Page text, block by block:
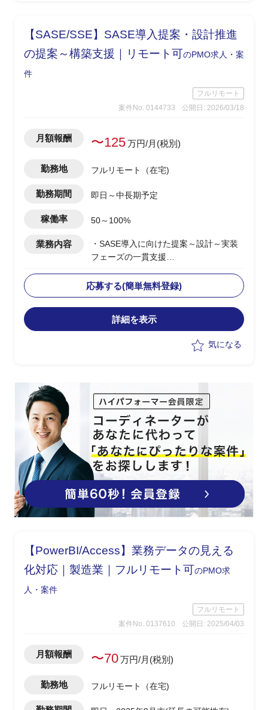
【SASE/SSE】SASE導入提案・設計推進
の提案～構築支援｜リモート可のPMO求人・案
件
フルリモート
案件No. 0144733
公開日: 2026/03/18
月額報酬 〜125万円/月(税別)
勤務地 フルリモート（在宅)
勤務期間 即日～中長期予定
稼働率 50～100%
業務内容
・SASE導入に向けた提案～設計～実装
フェーズの一貫支援
ション設計の実施
・セールスエンジニアとしての技術説明
および提案資料作成
・複数案件における要件整理およびアー
・グローバル展開案件における構想整理
応募する(簡単無料登録)
詳細を表示
気になる
【PowerBI/Access】業務データの見える
化対応｜製造業｜フルリモート可のPMO求
人・案件
フルリモート
案件No. 0137610
公開日: 2025/04/03
月額報酬 〜70万円/月(税別)
勤務地 フルリモート（在宅)